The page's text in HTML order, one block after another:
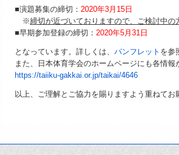
■演題募集の締切： 2020年3月15日
※締切が近づいておりますので、ご検討中
■早期参加登録の締切： 2020年5月31日
となっています。詳しくは、 パンフレット を参
また、日本体育学会のホームページにも各情報
https://taiiku-gakkai.or.jp/taikai/4646
以上、ご理解とご協力を賜りますよう重ねてお